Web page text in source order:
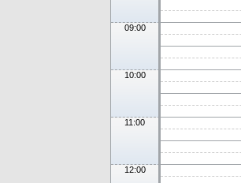
09:00
10:00
11:00
12:00